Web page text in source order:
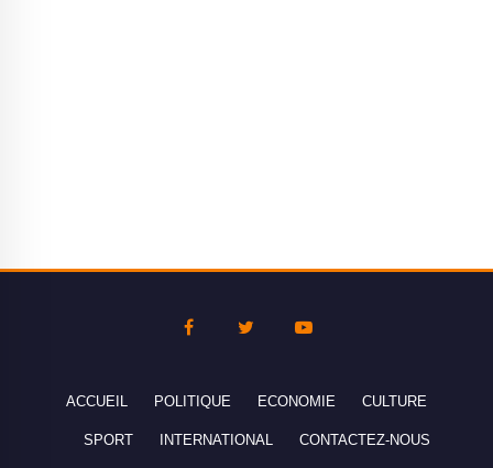
ACCUEIL POLITIQUE ECONOMIE CULTURE
SPORT INTERNATIONAL CONTACTEZ-NOUS